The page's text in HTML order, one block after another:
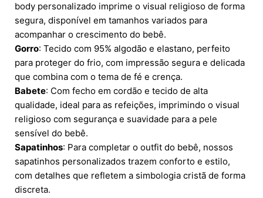
body personalizado imprime o visual religioso de forma
segura, disponível em tamanhos variados para
acompanhar o crescimento do bebê.
Gorro: Tecido com 95% algodão e elastano, perfeito
para proteger do frio, com impressão segura e delicada
que combina com o tema de fé e crença.
Babete: Com fecho em cordão e tecido de alta
qualidade, ideal para as refeições, imprimindo o visual
religioso com segurança e suavidade para a pele
sensível do bebê.
Sapatinhos: Para completar o outfit do bebê, nossos
sapatinhos personalizados trazem conforto e estilo,
com detalhes que refletem a simbologia cristã de forma
discreta.